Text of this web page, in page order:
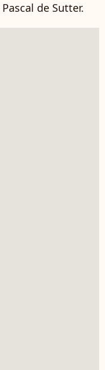
de Sutter.